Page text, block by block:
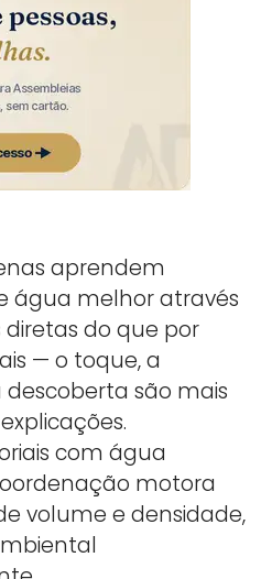
aprendem
água melhor através
diretas do que por
— o toque, a
são mais
com água
motora
volume e densidade,